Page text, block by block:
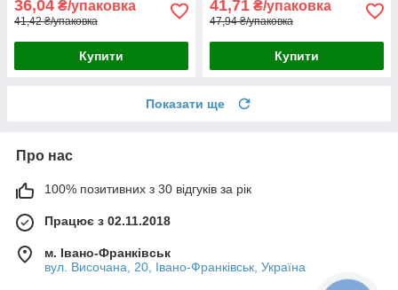
36,04 ₴/упаковка
41,42 ₴/упаковка
Купити
41,71 ₴/упаковка
47,94 ₴/упаковка
Купити
Показати ще
Про нас
100% позитивних з 30 відгуків за рік
Працює з 02.11.2018
м. Івано-Франківськ
вул. Височана, 20, Івано-Франківськ, Україна